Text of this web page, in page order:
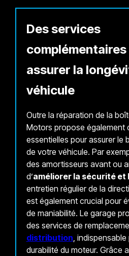
Des services
complémentaires
assurer la
véhicule
Outre la réparation de la
Motors propose également
essentielles pour assurer le
de votre véhicule. Par
des amortisseurs avant ou
d’améliorer la sécurité et
entretien régulier de la
est également crucial pour
de maniabilité. Le garage
des services de
distribution ,
durabilité du moteur. Grâce